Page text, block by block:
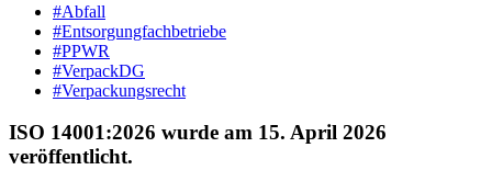
#Abfall
#Entsorgungfachbetriebe
#PPWR
#VerpackDG
#Verpackungsrecht
ISO 14001:2026 wurde am 15. April 2026
veröffentlicht.